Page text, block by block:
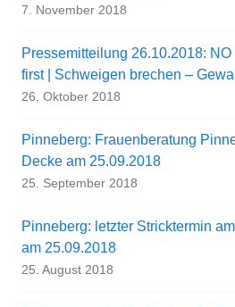
7. November 2018
Pressemitteilung 26.10.2018:
first | Schweigen brechen –
26. Oktober 2018
Pinneberg: Frauenberatung
Decke am 25.09.2018
25. September 2018
Pinneberg: letzter Stricktermin
am 25.09.2018
25. August 2018